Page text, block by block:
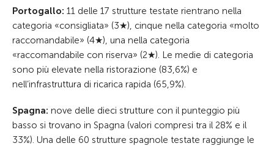
Portogallo: 11 delle 17 strutture testate rientrano nella
categoria «consigliata» (3★), cinque nella categoria «molto
raccomandabile» (4★), una nella categoria
«raccomandabile con riserva» (2★). Le medie di categoria
sono più elevate nella ristorazione (83,6%) e
nell’infrastruttura di ricarica rapida (65,9%).
Spagna: nove delle dieci strutture con il punteggio più
basso si trovano in Spagna (valori compresi tra il 28% e il
33%). Una delle 60 strutture spagnole testate raggiunge le